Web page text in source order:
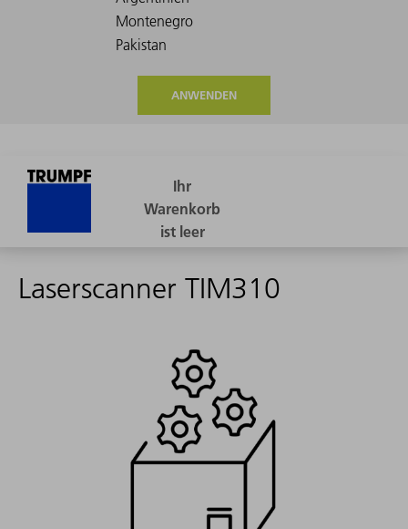
ANWENDEN
Laserscanner TIM310